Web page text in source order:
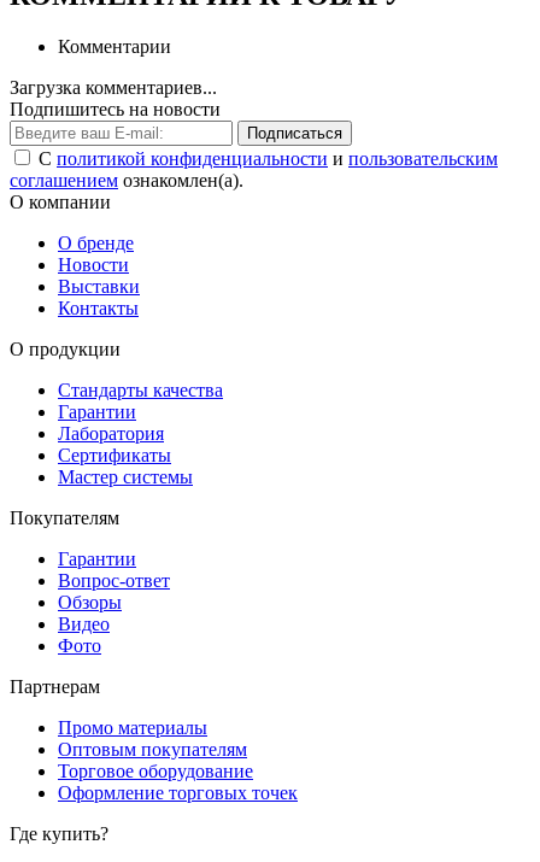
Комментарии
Загрузка комментариев...
Подпишитесь на новости
Подписаться
С политикой конфиденциальности и пользовательским
соглашением ознакомлен(а).
О компании
О бренде
Новости
Выставки
Контакты
О продукции
Стандарты качества
Гарантии
Лаборатория
Сертификаты
Мастер системы
Покупателям
Гарантии
Вопрос-ответ
Обзоры
Видео
Фото
Партнерам
Промо материалы
Оптовым покупателям
Торговое оборудование
Оформление торговых точек
Где купить?